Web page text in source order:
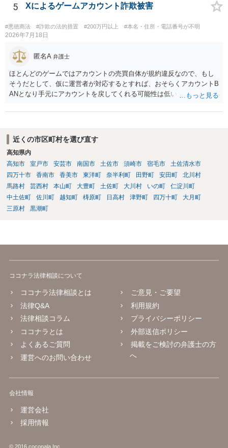
5 Xによるゲームアカウント詐欺被害
#悪徳商法 #詐欺の法的措置 #200万円以上 #本名・住所・電話番号が不明
2026年7月18日
匿名A 弁護士
ほとんどのゲームではアカウントの売買自体が規約違反なので、もし
そうだとして、仮に運営者が対応するとすれば、おそらくアカウントB
ANとなり手元にアカウントを戻してくれる可能性は低いかもしれませ
絶）を食らう可能性があります。RMTが許されているゲーム（海外の
変わるかもしれませんが…
近くの市区町村を選び直す
高知県内
高知市
室戸市 安芸市 南国市 土佐市 須崎市 宿毛市
土佐清水市
四万十市
香南市 香美市 東洋町 奈半利町 田野町 安田町
北川村
馬路村
芸西村 本山町 大豊町 土佐町 大川村 いの町
仁淀川町
中土佐町
佐川町 越知町 梼原町 日高村 津野町 四万十町
大月町
三原村
黒潮町
ココナラ法律相談について
ココナラ法律相談とは
法律Q&A
法律相談コラム
ココナラとは
よくあるご質問
運営へのお問い合わせ
ご意見・ご要望
利用規約
プライバシーポリシー
外部送信ポリシー
掲載をご検討の弁護士の方
へ
会社情報
運営会社
採用情報
© 2016 coconala Inc.